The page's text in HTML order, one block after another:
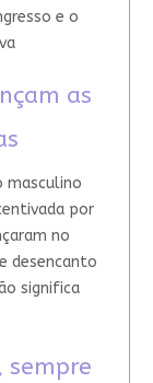
e o
as
masculino
por
no
desencanto
significa
sempre